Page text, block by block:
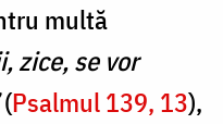
multă
zice, se vor
(Psalmul 139, 13),